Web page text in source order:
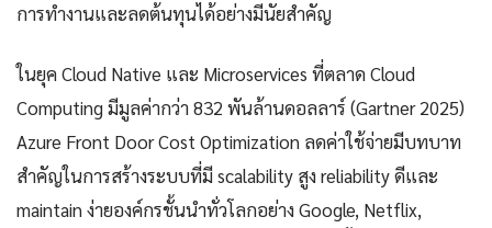
การทำงานและลดต้นทุนได้อย่างมีนัยสำคัญ
ในยุค Cloud Native และ Microservices ที่ตลาด Cloud
Computing มีมูลค่ากว่า 832 พันล้านดอลลาร์ (Gartner 2025)
Azure Front Door Cost Optimization ลดค่าใช้จ่ายมีบทบาท
สำคัญในการสร้างระบบที่มี scalability สูง reliability ดีและ
maintain ง่ายองค์กรชั้นนำทั่วโลกอย่าง Google, Netflix,